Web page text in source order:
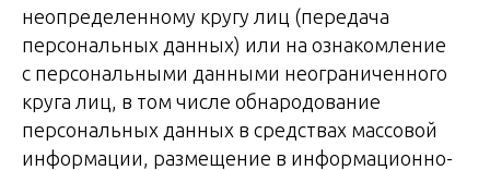
неопределенному кругу лиц (передача
персональных данных) или на ознакомление
с персональными данными неограниченного
круга лиц, в том числе обнародование
персональных данных в средствах массовой
информации, размещение в информационно-